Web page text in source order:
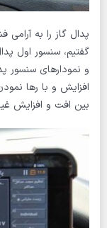
پدال گاز را به
گفتیم، سنسور اول
و نمودارهای سنسور
افزایش و با رها
بین افت و افزایش